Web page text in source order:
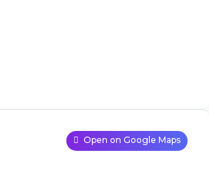
Open on Google Maps